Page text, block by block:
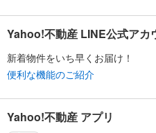
Yahoo!不動産 LINE公式アカ
新着物件をいち早くお届け！
便利な機能のご紹介
Yahoo!不動産 アプリ